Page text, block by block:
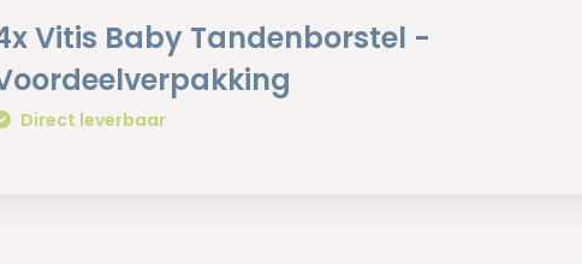
Vitis Baby Tandenborstel -
Direct leverbaar